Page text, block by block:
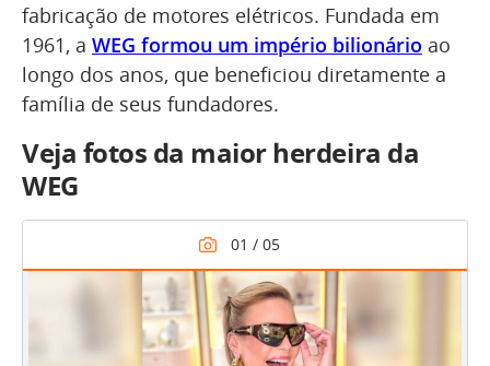
fabricação de motores elétricos. Fundada em
1961, a WEG formou um império bilionário ao
longo dos anos, que beneficiou diretamente a
família de seus fundadores.
Veja fotos da maior herdeira da
WEG